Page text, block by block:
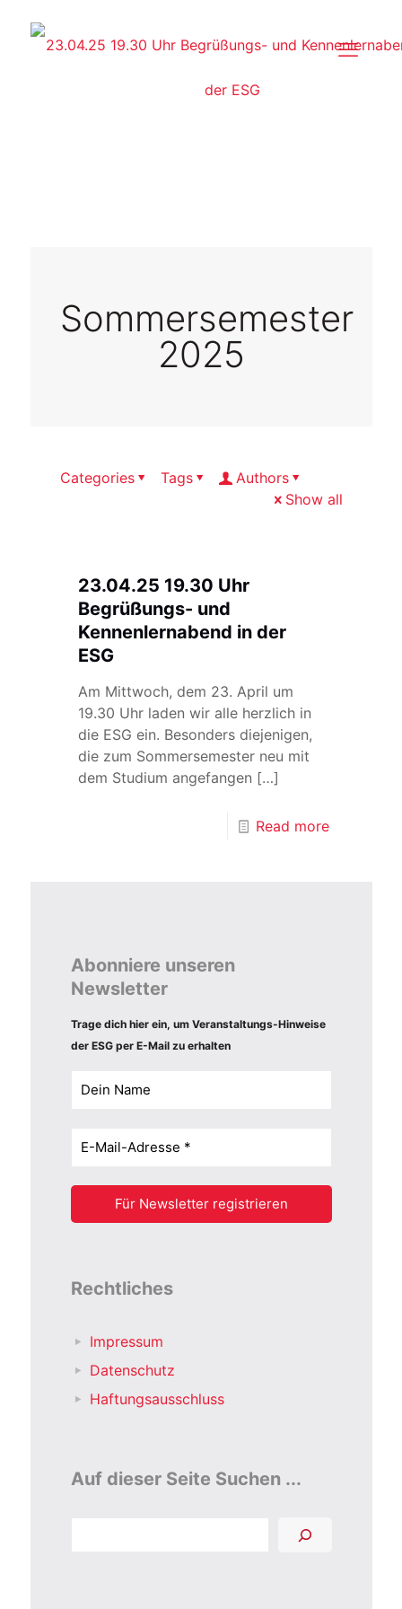
Sommersemester
2025
Categories Tags
Authors
Show all
23.04.25 19.30 Uhr
Begrüßungs- und
Kennenlernabend in der
ESG
Am Mittwoch, dem 23. April um
19.30 Uhr laden wir alle herzlich in
die ESG ein. Besonders diejenigen,
die zum Sommersemester neu mit
dem Studium angefangen […]
Read more
Abonniere unseren
Newsletter
Trage dich hier ein, um Veranstaltungs-Hinweise
der ESG per E-Mail zu erhalten
Rechtliches
Impressum
Datenschutz
Haftungsausschluss
Auf dieser Seite Suchen ...